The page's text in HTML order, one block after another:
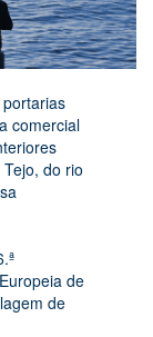
comercial
do rio
de
de